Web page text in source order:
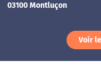
03100 Montluçon
Voir